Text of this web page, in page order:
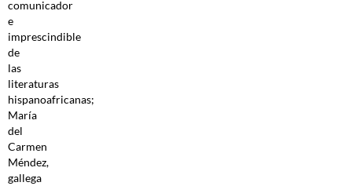
comunicador
e
imprescindible
de
las
literaturas
hispanoafricanas;
María
del
Carmen
Méndez,
gallega